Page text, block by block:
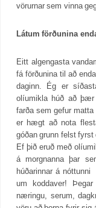
vörurnar sem vinna
Látum förðunina
Eitt algengasta
fá förðunina til að
daginn. Ég er
olíumikla húð að þær
farða sem gefur
er hægt að nota
góðan grunn felst fyrst
Ef þið eruð með
á morgnanna þar
húðarinnar á
um koddaver!
næringu, serum,